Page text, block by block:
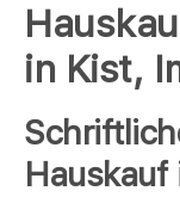
in Kist,
Hauskauf